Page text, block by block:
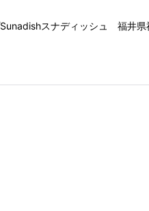
Sunadishスナディッシュ 福井